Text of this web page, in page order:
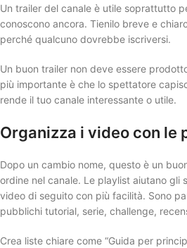
Un trailer del canale è utile soprattutto
conoscono ancora. Tienilo breve e
perché qualcuno dovrebbe iscriversi.
Un buon trailer non deve essere
più importante è che lo spettatore
rende il tuo canale interessante o utile.
Organizza i video con le
Dopo un cambio nome, questo è un
ordine nel canale. Le playlist aiutano gli
video di seguito con più facilità. Sono
pubblichi tutorial, serie, challenge,
Crea liste chiare come “Guida per